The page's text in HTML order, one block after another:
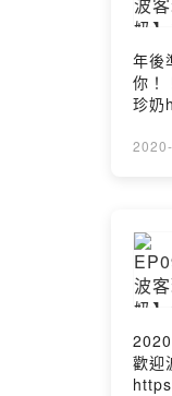
年後
你！
珍奶
歡迎